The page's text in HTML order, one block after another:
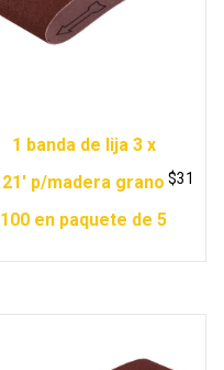
1 banda de lija 3 x
21′ p/madera grano
100 en paquete de 5
$31